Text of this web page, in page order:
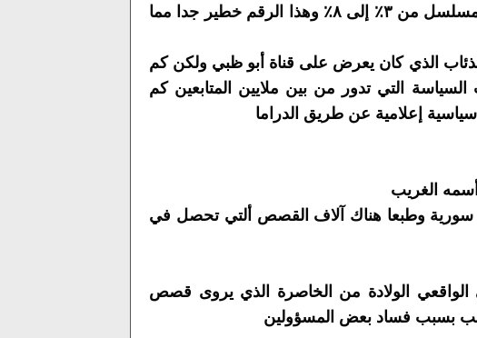
من ٣٪ إلى ٨٪
وهذا
الرقم خطير جدا مما
الذي كان يعرض على قناة أبو ظبي ولكن كم
التي تدور من بين ملايين المتابعين كم
إعلامية عن طريق الدراما
أسمه الغريب
وطبعا هناك آلاف القصص ألتي تحصل في
الولادة من الخاصرة الذي يروى قصص
بسبب فساد بعض المسؤولين